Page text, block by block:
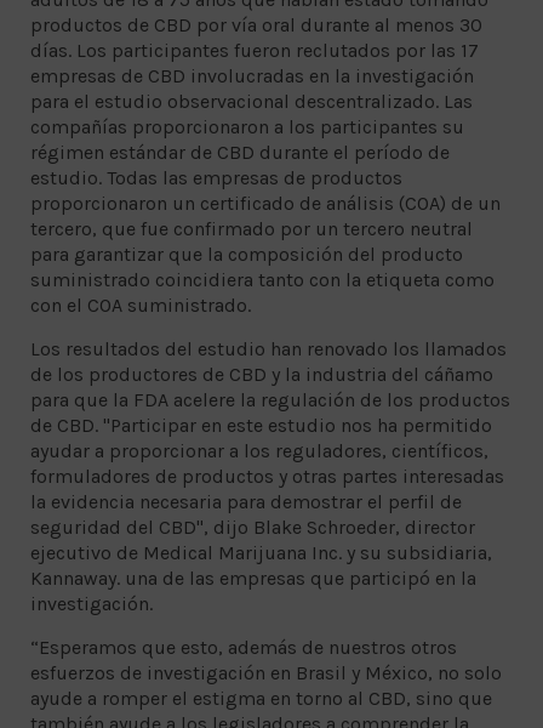
productos de CBD por vía oral durante al menos 30
días. Los participantes fueron reclutados por las 17
empresas de CBD involucradas en la investigación
para el estudio observacional descentralizado. Las
compañías proporcionaron a los participantes su
régimen estándar de CBD durante el período de
estudio. Todas las empresas de productos
proporcionaron un certificado de análisis (COA) de un
tercero, que fue confirmado por un tercero neutral
para garantizar que la composición del producto
suministrado coincidiera tanto con la etiqueta como
con el COA suministrado.
Los resultados del estudio han renovado los llamados
de los productores de CBD y la industria del cáñamo
para que la FDA acelere la regulación de los productos
de CBD. "Participar en este estudio nos ha permitido
ayudar a proporcionar a los reguladores, científicos,
formuladores de productos y otras partes interesadas
la evidencia necesaria para demostrar el perfil de
seguridad del CBD", dijo Blake Schroeder, director
ejecutivo de Medical Marijuana Inc. y su subsidiaria,
Kannaway. una de las empresas que participó en la
investigación.
“Esperamos que esto, además de nuestros otros
esfuerzos de investigación en Brasil y México, no solo
ayude a romper el estigma en torno al CBD, sino que